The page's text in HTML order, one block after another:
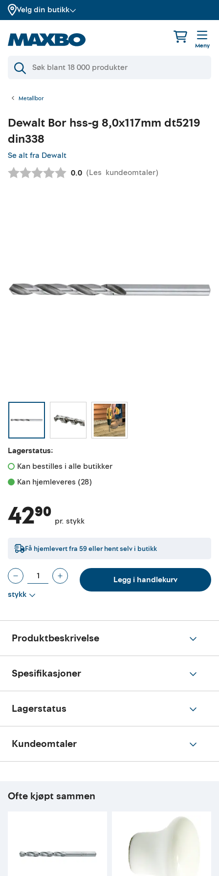
Velg din butikk
Meny
Metallbor
Dewalt Bor hss-g 8,0x117mm dt5219
din338
Se alt fra Dewalt
Gjennomsnittskarakter:
0.0 (Les kundeomtaler)
Lagerstatus:
Kan bestilles i alle butikker
Kan hjemleveres (28)
42⁹⁰ pr. stykk
Få hjemlevert fra 59eller hent selv i butikk
stykk
Legg i handlekurv
Produktbeskrivelse
Spesifikasjoner
Lagerstatus
Kundeomtaler
Ofte kjøpt sammen